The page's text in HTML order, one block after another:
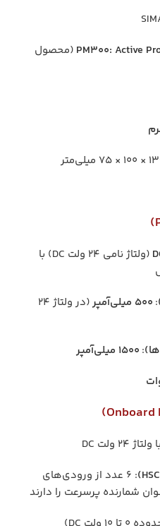
PM300: Active (محصول
(ولتاژ نامی ۲۴ ولت DC) با
: ۵۰۰ میلی‌آمپر
(در ولتاژ ۲۴
: ۱۵۰۰ میلی‌آمپر
با ولتاژ ۲۴ ولت DC
: ۶ عدد از ورودی‌های
شمارنده پرسرعت را دارند